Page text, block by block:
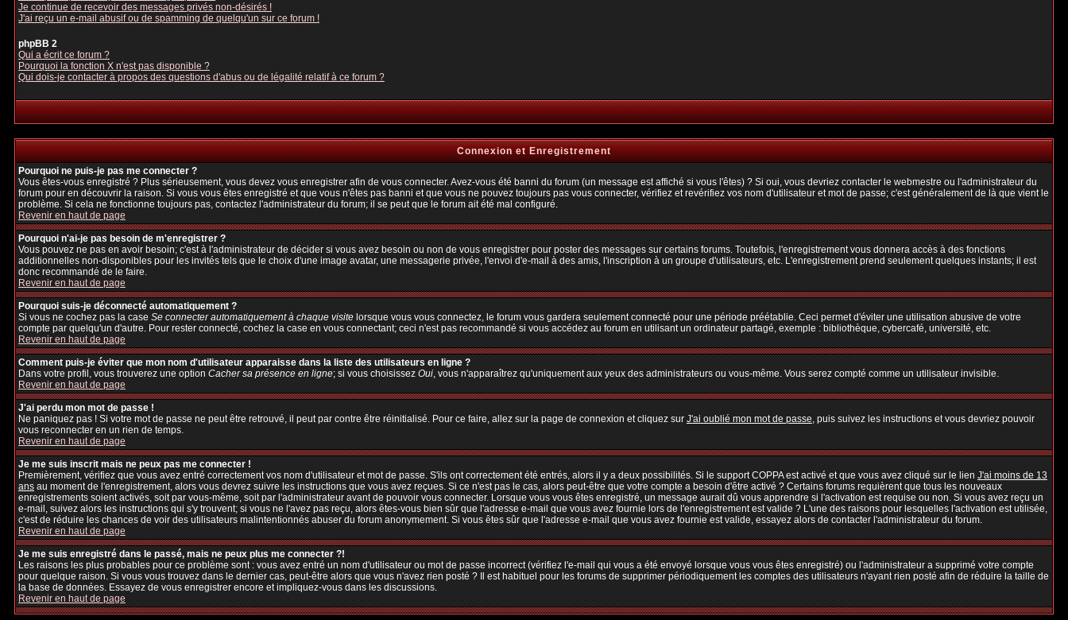
Je continue de recevoir des messages privés non-désirés !
J'ai reçu un e-mail abusif ou de spamming de quelqu'un sur ce forum !
phpBB 2
Qui a écrit ce forum ?
Pourquoi la fonction X n'est pas disponible ?
Qui dois-je contacter à propos des questions d'abus ou de légalité relatif à ce forum ?
Connexion et Enregistrement
Pourquoi ne puis-je pas me connecter ?
Vous êtes-vous enregistré ? Plus sérieusement, vous devez vous enregistrer afin de vous connecter. Avez-vous été banni du forum (un message est affiché si vous l'êtes) ? Si oui, vous devriez contacter le webmestre ou l'administrateur du
forum pour en découvrir la raison. Si vous vous êtes enregistré et que vous n'êtes pas banni et que vous ne pouvez toujours pas vous connecter, vérifiez et revérifiez vos nom d'utilisateur et mot de passe; c'est généralement de là que vient le
problème. Si cela ne fonctionne toujours pas, contactez l'administrateur du forum; il se peut que le forum ait été mal configuré.
Revenir en haut de page
Pourquoi n'ai-je pas besoin de m'enregistrer ?
Vous pouvez ne pas en avoir besoin; c'est à l'administrateur de décider si vous avez besoin ou non de vous enregistrer pour poster des messages sur certains forums. Toutefois, l'enregistrement vous donnera accès à des fonctions
additionnelles non-disponibles pour les invités tels que le choix d'une image avatar, une messagerie privée, l'envoi d'e-mail à des amis, l'inscription à un groupe d'utilisateurs, etc. L'enregistrement prend seulement quelques instants; il est
donc recommandé de le faire.
Revenir en haut de page
Pourquoi suis-je déconnecté automatiquement ?
Si vous ne cochez pas la caseSe connecter automatiquement à chaque visitelorsque vous vous connectez, le forum vous gardera seulement connecté pour une période préétablie. Ceci permet d'éviter une utilisation abusive de votre
compte par quelqu'un d'autre. Pour rester connecté, cochez la case en vous connectant; ceci n'est pas recommandé si vous accédez au forum en utilisant un ordinateur partagé, exemple : bibliothèque, cybercafé, université, etc.
Revenir en haut de page
Comment puis-je éviter que mon nom d'utilisateur apparaisse dans la liste des utilisateurs en ligne ?
Dans votre profil, vous trouverez une optionCacher sa présence en ligne; si vous choisissezOui, vous n'apparaîtrez qu'uniquement aux yeux des administrateurs ou vous-même. Vous serez compté comme un utilisateur invisible.
Revenir en haut de page
J'ai perdu mon mot de passe !
Ne paniquez pas ! Si votre mot de passe ne peut être retrouvé, il peut par contre être réinitialisé. Pour ce faire, allez sur la page de connexion et cliquez surJ'ai oublié mon mot de passe, puis suivez les instructions et vous devriez pouvoir
vous reconnecter en un rien de temps.
Revenir en haut de page
Je me suis inscrit mais ne peux pas me connecter !
Premièrement, vérifiez que vous avez entré correctement vos nom d'utilisateur et mot de passe. S'ils ont correctement été entrés, alors il y a deux possibilités. Si le support COPPA est activé et que vous avez cliqué sur le lienJ'ai moins de 13
ansau moment de l'enregistrement, alors vous devrez suivre les instructions que vous avez reçues. Si ce n'est pas le cas, alors peut-être que votre compte a besoin d'être activé ? Certains forums requièrent que tous les nouveaux
enregistrements soient activés, soit par vous-même, soit par l'administrateur avant de pouvoir vous connecter. Lorsque vous vous êtes enregistré, un message aurait dû vous apprendre si l'activation est requise ou non. Si vous avez reçu un
e-mail, suivez alors les instructions qui s'y trouvent; si vous ne l'avez pas reçu, alors êtes-vous bien sûr que l'adresse e-mail que vous avez fournie lors de l'enregistrement est valide ? L'une des raisons pour lesquelles l'activation est utilisée,
c'est de réduire les chances de voir des utilisateurs malintentionnés abuser du forum anonymement. Si vous êtes sûr que l'adresse e-mail que vous avez fournie est valide, essayez alors de contacter l'administrateur du forum.
Revenir en haut de page
Je me suis enregistré dans le passé, mais ne peux plus me connecter ?!
Les raisons les plus probables pour ce problème sont : vous avez entré un nom d'utilisateur ou mot de passe incorrect (vérifiez l'e-mail qui vous a été envoyé lorsque vous vous êtes enregistré) ou l'administrateur a supprimé votre compte
pour quelque raison. Si vous vous trouvez dans le dernier cas, peut-être alors que vous n'avez rien posté ? Il est habituel pour les forums de supprimer périodiquement les comptes des utilisateurs n'ayant rien posté afin de réduire la taille de
la base de données. Essayez de vous enregistrer encore et impliquez-vous dans les discussions.
Revenir en haut de page